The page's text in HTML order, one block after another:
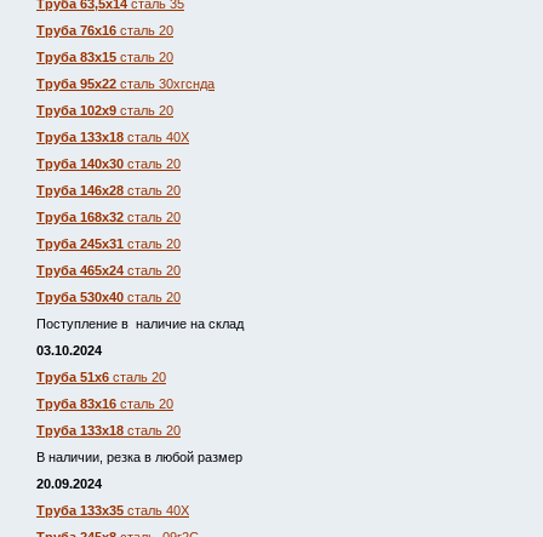
Труба 63,5х14 сталь 35
Труба 76х16 сталь 20
Труба 83х15 сталь 20
Труба 95х22 сталь 30хгснда
Труба 102х9 сталь 20
Труба 133х18 сталь 40Х
Труба 140х30 сталь 20
Труба 146х28 сталь 20
Труба 168х32 сталь 20
Труба 245х31 сталь 20
Труба 465х24 сталь 20
Труба 530х40 сталь 20
Поступление в наличие на склад
03.10.2024
Труба 51х6 сталь 20
Труба 83х16 сталь 20
Труба 133х18 сталь 20
В наличии, резка в любой размер
20.09.2024
Труба 133х35 сталь 40Х